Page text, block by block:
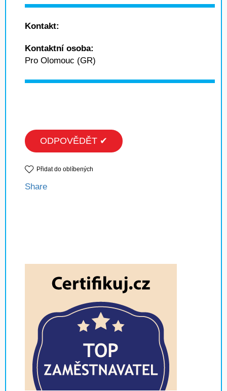
Kontakt:
Kontaktní osoba:
Pro Olomouc (GR)
ODPOVĚDĚT ✔
Přidat do oblíbených
Share